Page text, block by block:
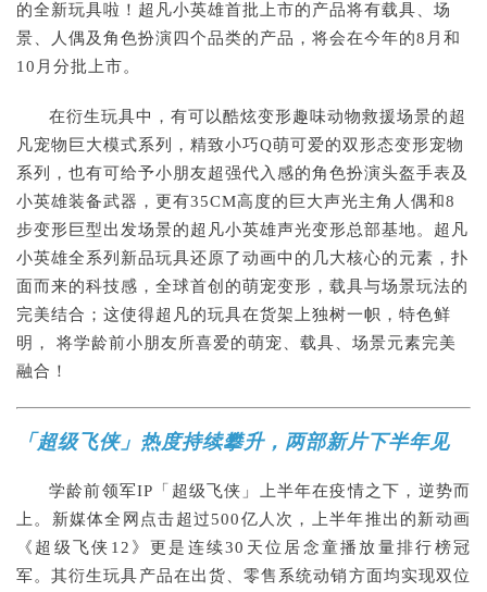
的全新玩具啦！超凡小英雄首批上市的产品将有载具、场
景、人偶及角色扮演四个品类的产品，将会在今年的8月和
10月分批上市。
在衍生玩具中，有可以酷炫变形趣味动物救援场景的超
凡宠物巨大模式系列，精致小巧Q萌可爱的双形态变形宠物
系列，也有可给予小朋友超强代入感的角色扮演头盔手表及
小英雄装备武器，更有35CM高度的巨大声光主角人偶和8
步变形巨型出发场景的超凡小英雄声光变形总部基地。超凡
小英雄全系列新品玩具还原了动画中的几大核心的元素，扑
面而来的科技感，全球首创的萌宠变形，载具与场景玩法的
完美结合；这使得超凡的玩具在货架上独树一帜，特色鲜
明， 将学龄前小朋友所喜爱的萌宠、载具、场景元素完美
融合！
「超级飞侠」热度持续攀升，两部新片下半年见
学龄前领军IP「超级飞侠」上半年在疫情之下，逆势而
上。新媒体全网点击超过500亿人次，上半年推出的新动画
《超级飞侠12》更是连续30天位居念童播放量排行榜冠
军。其衍生玩具产品在出货、零售系统动销方面均实现双位